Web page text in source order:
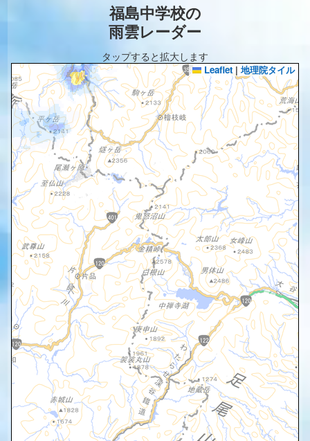
福島中学校の
雨雲レーダー
タップすると拡大します
Leaflet | 地理院タイル